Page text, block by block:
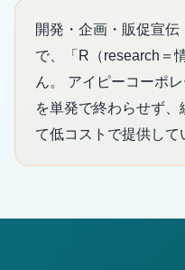
開発・企画・販促宣
で、「R（research＝
ん。 アイピーコーポ
を単発で終わらせず
て低コストで提供して